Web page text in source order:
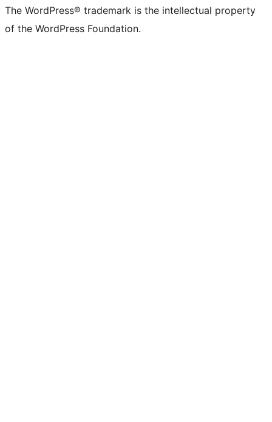
The WordPress® trademark is the intellectual property
of the WordPress Foundation.